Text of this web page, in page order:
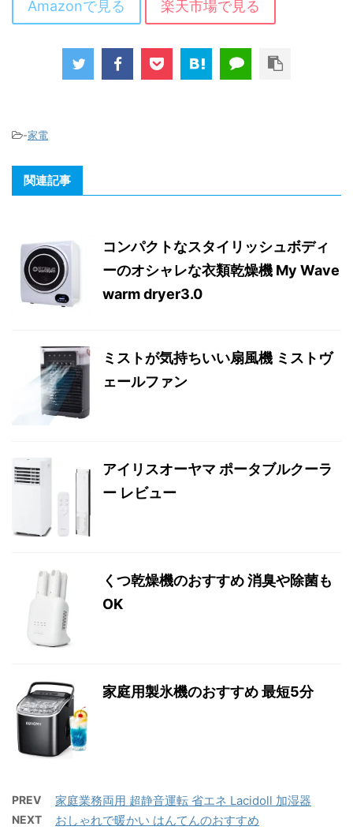
Amazonで見る 楽天市場で見る
-家電
関連記事
コンパクトなスタイリッシュボディ
ーのオシャレな衣類乾燥機 My Wave
warm dryer3.0
ミストが気持ちいい扇風機 ミストヴ
ェールファン
アイリスオーヤマ ポータブルクーラ
ー レビュー
くつ乾燥機のおすすめ 消臭や除菌も
OK
家庭用製氷機のおすすめ 最短5分
PREV 家庭業務両用 超静音運転 省エネ Lacidoll 加湿器
NEXT おしゃれで暖かい はんてんのおすすめ